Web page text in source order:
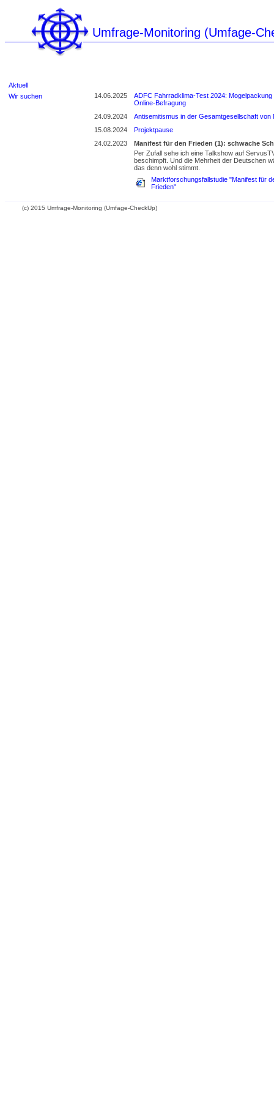
Umfrage-Monitoring (Umfage-
Aktuell
Wir suchen
14.06.2025
ADFC Fahrradklima-Test 2024:
Online-Befragung
24.09.2024
Antisemitismus in der Gesamtgesellschaft
15.08.2024
Projektpause
24.02.2023
Manifest für den Frieden (1): schwache
Per Zufall sehe ich eine Talkshow auf
beschimpft. Und die Mehrheit der Deutschen
das denn wohl stimmt.
Marktforschungsfallstudie "Manifest für
Frieden"
(c) 2015 Umfrage-Monitoring (Umfage-CheckUp)